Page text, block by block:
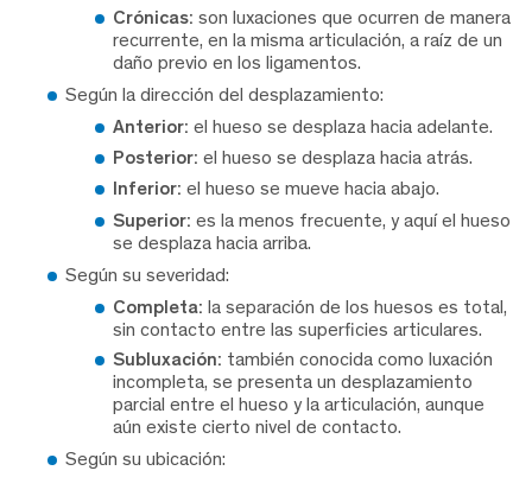
Crónicas: son luxaciones que ocurren de manera
recurrente, en la misma articulación, a raíz de un
daño previo en los ligamentos.
Según la dirección del desplazamiento:
Anterior: el hueso se desplaza hacia adelante.
Posterior: el hueso se desplaza hacia atrás.
Inferior: el hueso se mueve hacia abajo.
Superior: es la menos frecuente, y aquí el hueso
se desplaza hacia arriba.
Según su severidad:
Completa: la separación de los huesos es total,
sin contacto entre las superficies articulares.
Subluxación: también conocida como luxación
incompleta, se presenta un desplazamiento
parcial entre el hueso y la articulación, aunque
aún existe cierto nivel de contacto.
Según su ubicación: